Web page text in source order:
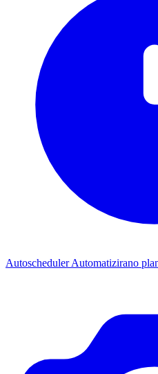
AutoschedulerAutomatizirano